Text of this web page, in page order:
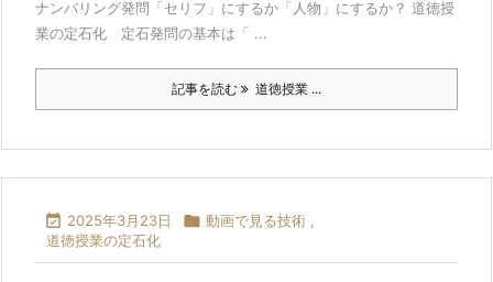
ナンバリング発問「セリフ」にするか「人物」にするか？ 道徳授
業の定石化 定石発問の基本は「 ...
記事を読む 道徳授業 ...
 2025年3月23日  動画で見る技術 ,
道徳授業の定石化